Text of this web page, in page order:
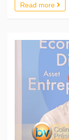
Read more